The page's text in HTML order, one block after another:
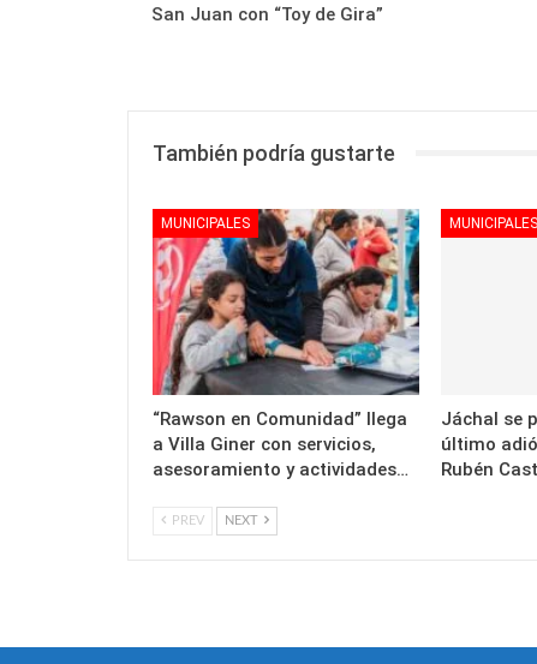
San Juan con “Toy de Gira”
También podría gustarte
MUNICIPALES
“Rawson en Comunidad” llega
a Villa Giner con servicios,
asesoramiento y actividades…
MUNICIPALES
Jáchal se
último
Rubén
PREV NEXT